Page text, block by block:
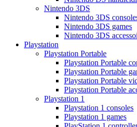
Nintendo 3DS
Nintendo 3DS
Nintendo 3DS games
Nintendo 3DS
Playstation
Playstation Portable
Playstation Portable
Playstation Portable
Playstation Portable
Playstation Portable
Playstation 1
Playstation 1 consoles
Playstation 1 games